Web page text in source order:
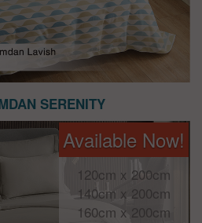
SERENITY
Available Now!
120cm x 200cm
140cm x 200cm
160cm x 200cm